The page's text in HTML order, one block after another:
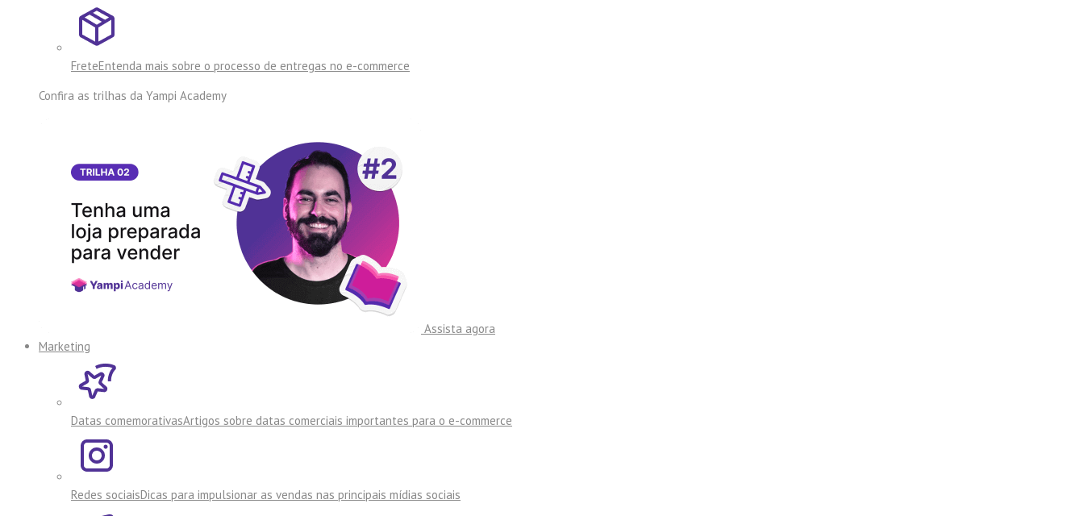
FreteEntenda mais sobre o processo de entregas no e-commerce
Confira as trilhas da Yampi Academy
Assista agora
Marketing
Datas comemorativasArtigos sobre datas comerciais importantes para o e-commerce
Redes sociaisDicas para impulsionar as vendas nas principais mídias sociais